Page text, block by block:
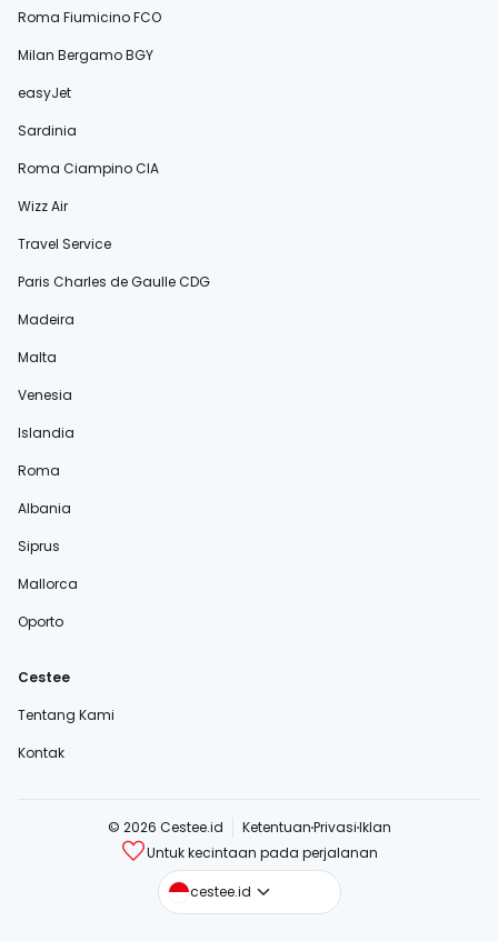
Roma Fiumicino FCO
Milan Bergamo BGY
easyJet
Sardinia
Roma Ciampino CIA
Wizz Air
Travel Service
Paris Charles de Gaulle CDG
Madeira
Malta
Venesia
Islandia
Roma
Albania
Siprus
Mallorca
Oporto
Cestee
Tentang Kami
Kontak
© 2026 Cestee.id KetentuanPrivasiIklan
Untuk kecintaan pada perjalanan
cestee.id
cestee.com
cestee.sk